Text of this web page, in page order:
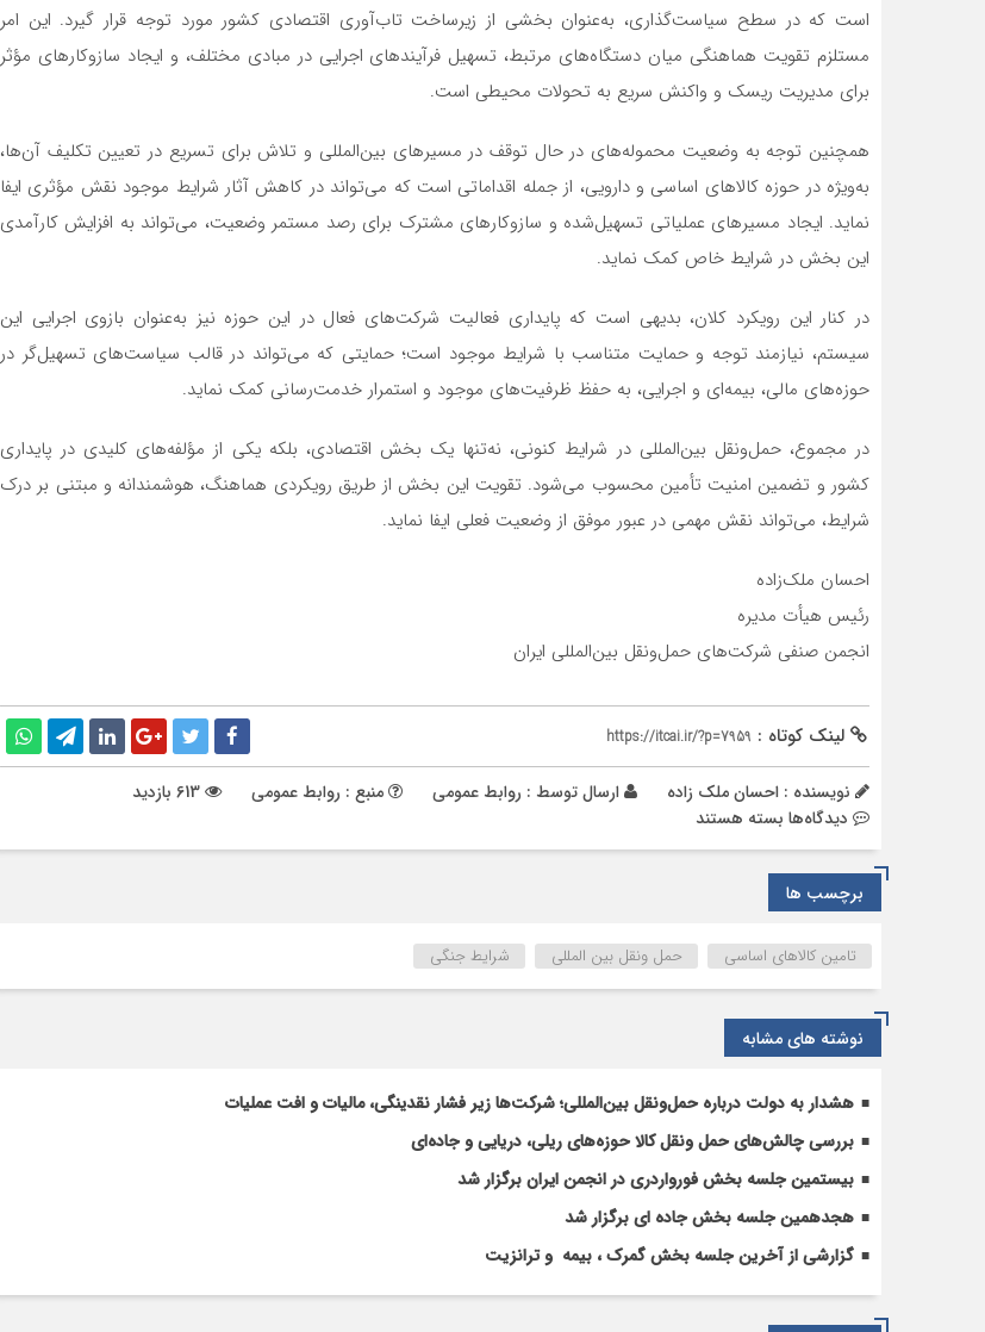
است که در سطح سیاست‌گذاری، به‌عنوان بخشی از زیرساخت تاب‌آوری اقتصادی کشور مورد توجه قرار گیرد. این امر
مستلزم تقویت هماهنگی میان دستگاه‌های مرتبط، تسهیل فرآیندهای اجرایی در مبادی مختلف، و ایجاد سازوکارهای مؤثر
برای مدیریت ریسک و واکنش سریع به تحولات محیطی است.
همچنین توجه به وضعیت محموله‌های در حال توقف در مسیرهای بین‌المللی و تلاش برای تسریع در تعیین تکلیف آن‌ها،
به‌ویژه در حوزه کالاهای اساسی و دارویی، از جمله اقداماتی است که می‌تواند در کاهش آثار شرایط موجود نقش مؤثری ایفا
نماید. ایجاد مسیرهای عملیاتی تسهیل‌شده و سازوکارهای مشترک برای رصد مستمر وضعیت، می‌تواند به افزایش کارآمدی
این بخش در شرایط خاص کمک نماید.
در کنار این رویکرد کلان، بدیهی است که پایداری فعالیت شرکت‌های فعال در این حوزه نیز به‌عنوان بازوی اجرایی این
سیستم، نیازمند توجه و حمایت متناسب با شرایط موجود است؛ حمایتی که می‌تواند در قالب سیاست‌های تسهیل‌گر در
حوزه‌های مالی، بیمه‌ای و اجرایی، به حفظ ظرفیت‌های موجود و استمرار خدمت‌رسانی کمک نماید.
در مجموع، حمل‌ونقل بین‌المللی در شرایط کنونی، نه‌تنها یک بخش اقتصادی، بلکه یکی از مؤلفه‌های کلیدی در پایداری
کشور و تضمین امنیت تأمین محسوب می‌شود. تقویت این بخش از طریق رویکردی هماهنگ، هوشمندانه و مبتنی بر درک
شرایط، می‌تواند نقش مهمی در عبور موفق از وضعیت فعلی ایفا نماید.
احسان ملک‌زاده
رئیس هیأت مدیره
انجمن صنفی شرکت‌های حمل‌ونقل بین‌المللی ایران
لینک کوتاه : https://itcai.ir/?p=7959
نویسنده : احسان ملک زاده ارسال توسط : روابط عمومی منبع : روابط عمومی
دیدگاه‌ها برای
حمل‌و
نقل
كالا
در
ویژه
منطقه‌ای؛
کارکرد
اقتصادی
نقش
در
امنیت
تأمین
کشور
بسته هستند
برچسب ها
تامین کالاهای اساسی حمل ونقل بین المللی شرایط جنگی
نوشته های مشابه
هشدار به دولت درباره حمل‌ونقل بین‌المللی؛ شرکت‌ها زیر فشار نقدینگی، مالیات و افت عملیات
بررسی چالش‌های حمل ونقل کالا حوزه‌های ریلی، دریایی و جاده‌ای
بیستمین جلسه بخش فورواردری در انجمن ایران برگزار شد
هجدهمین جلسه بخش جاده ای برگزار شد
گزارشی از آخرین جلسه بخش گمرک ، بیمه و ترانزیت